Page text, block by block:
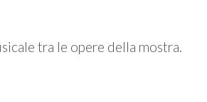
tra le opere della mostra.